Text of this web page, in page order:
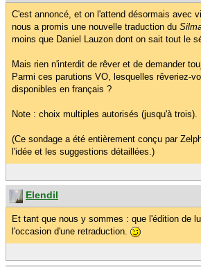
C'est annoncé, et on l'attend désormais avec
nous a promis une nouvelle traduction du
moins que Daniel Lauzon dont on sait tout le
Mais rien n'interdit de rêver et de demander
Parmi ces parutions VO, lesquelles rêveriez-
disponibles en français ?
Note : choix multiples autorisés (jusqu'à trois).
(Ce sondage a été entièrement conçu par
l'idée et les suggestions détaillées.)
Elendil
Et tant que nous y sommes : que l'édition de
l'occasion d'une retraduction.